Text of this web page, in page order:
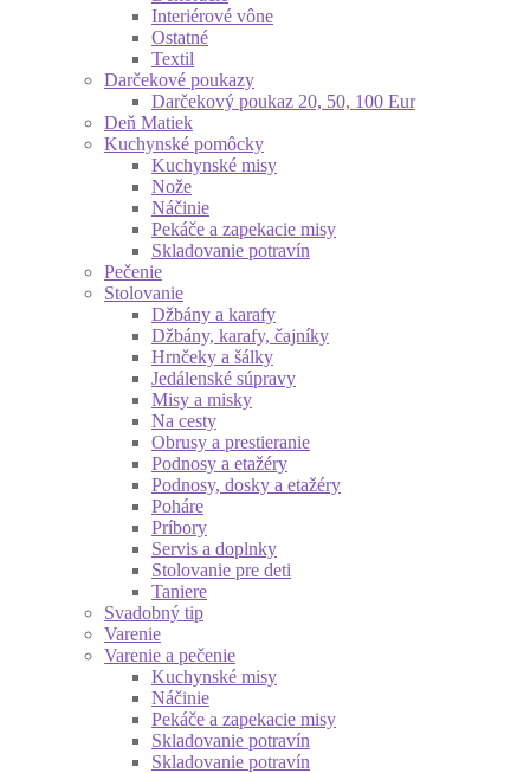
Interiérové vône
Ostatné
Textil
Darčekové poukazy
Darčekový poukaz 20, 50, 100 Eur
Deň Matiek
Kuchynské pomôcky
Kuchynské misy
Nože
Náčinie
Pekáče a zapekacie misy
Skladovanie potravín
Pečenie
Stolovanie
Džbány a karafy
Džbány, karafy, čajníky
Hrnčeky a šálky
Jedálenské súpravy
Misy a misky
Na cesty
Obrusy a prestieranie
Podnosy a etažéry
Podnosy, dosky a etažéry
Poháre
Príbory
Servis a doplnky
Stolovanie pre deti
Taniere
Svadobný tip
Varenie
Varenie a pečenie
Kuchynské misy
Náčinie
Pekáče a zapekacie misy
Skladovanie potravín
Skladovanie potravín